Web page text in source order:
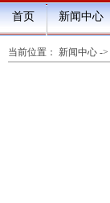
首页 新闻中心
当前位置： 新闻中心 ->